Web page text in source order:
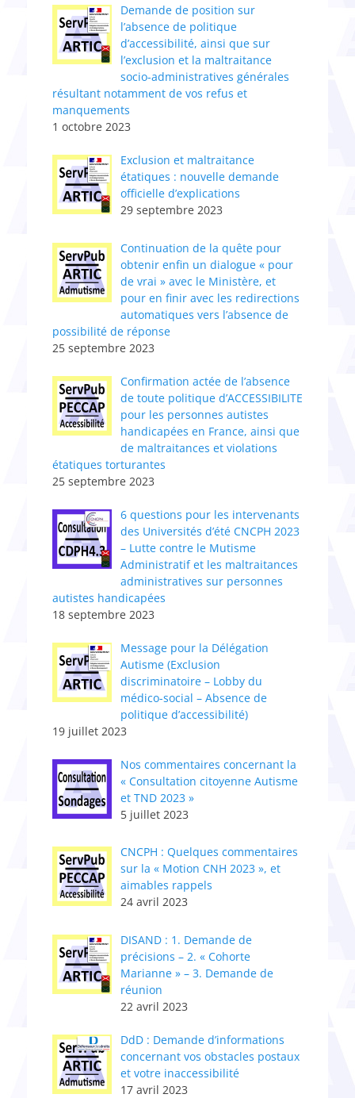
Demande de position sur
l’absence de politique
d’accessibilité, ainsi que sur
l’exclusion et la maltraitance
socio-administratives générales
résultant notamment de vos refus et
manquements
1 octobre 2023
Exclusion et maltraitance
étatiques : nouvelle demande
officielle d’explications
29 septembre 2023
Continuation de la quête pour
obtenir enfin un dialogue « pour
de vrai » avec le Ministère, et
pour en finir avec les redirections
automatiques vers l’absence de
possibilité de réponse
25 septembre 2023
Confirmation actée de l’absence
de toute politique d’ACCESSIBILITE
pour les personnes autistes
handicapées en France, ainsi que
de maltraitances et violations
étatiques torturantes
25 septembre 2023
6 questions pour les intervenants
des Universités d’été CNCPH 2023
– Lutte contre le Mutisme
Administratif et les maltraitances
administratives sur personnes
autistes handicapées
18 septembre 2023
Message pour la Délégation
Autisme (Exclusion
discriminatoire – Lobby du
médico-social – Absence de
politique d’accessibilité)
19 juillet 2023
Nos commentaires concernant la
« Consultation citoyenne Autisme
et TND 2023 »
5 juillet 2023
CNCPH : Quelques commentaires
sur la « Motion CNH 2023 », et
aimables rappels
24 avril 2023
DISAND : 1. Demande de
précisions – 2. « Cohorte
Marianne » – 3. Demande de
réunion
22 avril 2023
DdD : Demande d’informations
concernant vos obstacles postaux
et votre inaccessibilité
17 avril 2023